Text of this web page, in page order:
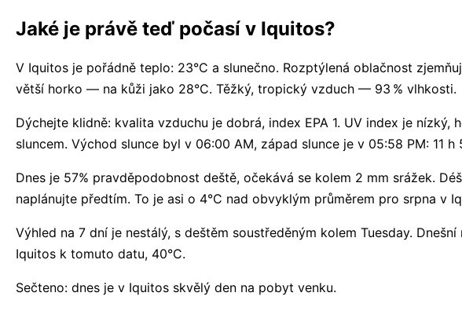
Jaké je právě teď počasí v Iquitos?
V Iquitos je pořádně teplo: 23°C a slunečno. Rozptýlená oblačnost
větší horko — na kůži jako 28°C. Těžký, tropický vzduch — 93 % vlhkosti.
Dýchejte klidně: kvalita vzduchu je dobrá, index EPA 1. UV index je
sluncem. Východ slunce byl v 06:00 AM, západ slunce je v 05:58 PM: 11
Dnes je 57% pravděpodobnost deště, očekává se kolem 2 mm srážek.
naplánujte předtím. To je asi o 4°C nad obvyklým průměrem pro srpna v
Výhled na 7 dní je nestálý, s deštěm soustředěným kolem Tuesday.
Iquitos k tomuto datu, 40°C.
Sečteno: dnes je v Iquitos skvělý den na pobyt venku.